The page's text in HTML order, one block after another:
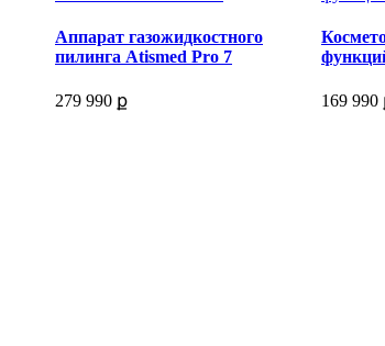
Аппарат газожидкостного
пилинга Atismed Pro 7
279 990 ք 169 990